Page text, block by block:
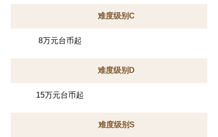
难度级别C
8万元台币起
难度级别D
15万元台币起
难度级别S